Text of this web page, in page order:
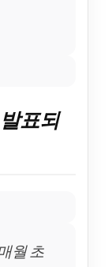
표되
월 초